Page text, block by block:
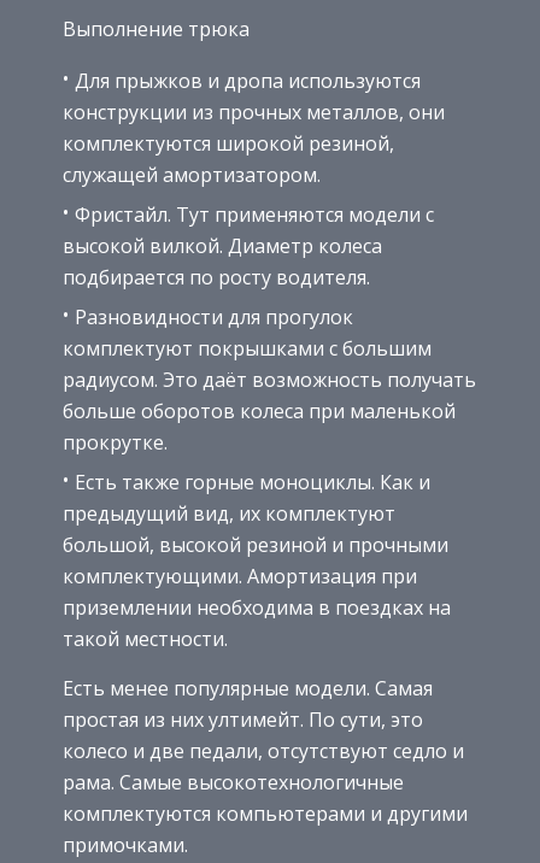
Выполнение трюка
Для прыжков и дропа используются
конструкции из прочных металлов, они
комплектуются широкой резиной,
служащей амортизатором.
Фристайл. Тут применяются модели с
высокой вилкой. Диаметр колеса
подбирается по росту водителя.
Разновидности для прогулок
комплектуют покрышками с большим
радиусом. Это даёт возможность получать
больше оборотов колеса при маленькой
прокрутке.
Есть также горные моноциклы. Как и
предыдущий вид, их комплектуют
большой, высокой резиной и прочными
комплектующими. Амортизация при
приземлении необходима в поездках на
такой местности.
Есть менее популярные модели. Самая
простая из них ултимейт. По сути, это
колесо и две педали, отсутствуют седло и
рама. Самые высокотехнологичные
комплектуются компьютерами и другими
примочками.